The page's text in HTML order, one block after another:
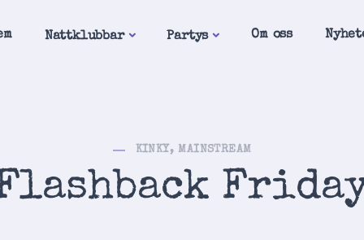
Nattklubbar Partys Om oss
KINKY, MAINSTREAM